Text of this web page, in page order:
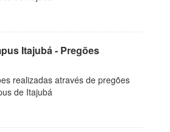
Itajubá - Pregões
realizadas através de pregões
de Itajubá